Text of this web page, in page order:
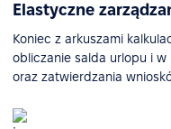
Elastyczne
Koniec z arkuszami
obliczanie salda urlopu i w
oraz zatwierdzania